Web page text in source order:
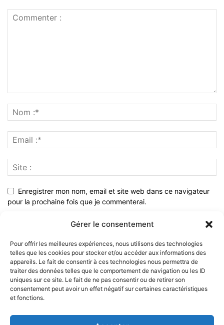
Gérer le consentement
Pour offrir les meilleures expériences, nous utilisons des technologies
telles que les cookies pour stocker et/ou accéder aux informations des
appareils. Le fait de consentir à ces technologies nous permettra de
traiter des données telles que le comportement de navigation ou les ID
uniques sur ce site. Le fait de ne pas consentir ou de retirer son
consentement peut avoir un effet négatif sur certaines caractéristiques
et fonctions.
Enregistrer mon nom, email et site web dans ce navigateur
pour la prochaine fois que je commenterai.
À PROPOS